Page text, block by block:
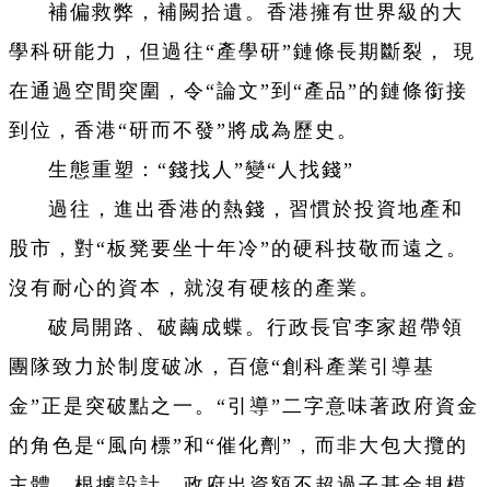
補偏救弊，補闕拾遺。香港擁有世界級的大
學科研能力，但過往“產學研”鏈條長期斷裂， 現
在通過空間突圍，令“論文”到“產品”的鏈條銜接
到位，香港“研而不發”將成為歷史。
生態重塑：“錢找人”變“人找錢”
過往，進出香港的熱錢，習慣於投資地產和
股市，對“板凳要坐十年冷”的硬科技敬而遠之。
沒有耐心的資本，就沒有硬核的產業。
破局開路、破繭成蝶。行政長官李家超帶領
團隊致力於制度破冰，百億“創科產業引導基
金”正是突破點之一。“引導”二字意味著政府資金
的角色是“風向標”和“催化劑”，而非大包大攬的